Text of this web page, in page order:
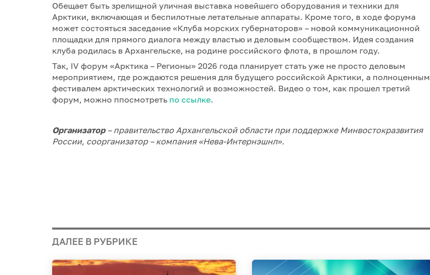
Обещает быть зрелищной уличная выставка новейшего оборудования и техники для
Арктики, включающая и беспилотные летательные аппараты. Кроме того, в ходе форума
может состояться заседание «Клуба морских губернаторов» – новой коммуникационной
площадки для прямого диалога между властью и деловым сообществом. Идея создания
клуба родилась в Архангельске, на родине российского флота, в прошлом году.
Так, IV форум «Арктика – Регионы» 2026 года планирует стать уже не просто деловым
мероприятием, где рождаются решения для будущего российской Арктики, а полноценным
фестивалем арктических технологий и возможностей. Видео о том, как прошел третий
форум, можно ппосмотреть по ссылке.
Организатор– правительство Архангельской области при поддержке Минвостокразвития
России, соорганизатор – компания «Нева‑Интернэшнл».
ДАЛЕЕ В РУБРИКЕ